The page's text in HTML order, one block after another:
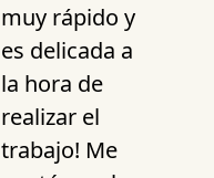
muy rápido y
es delicada a
la hora de
realizar el
trabajo! Me